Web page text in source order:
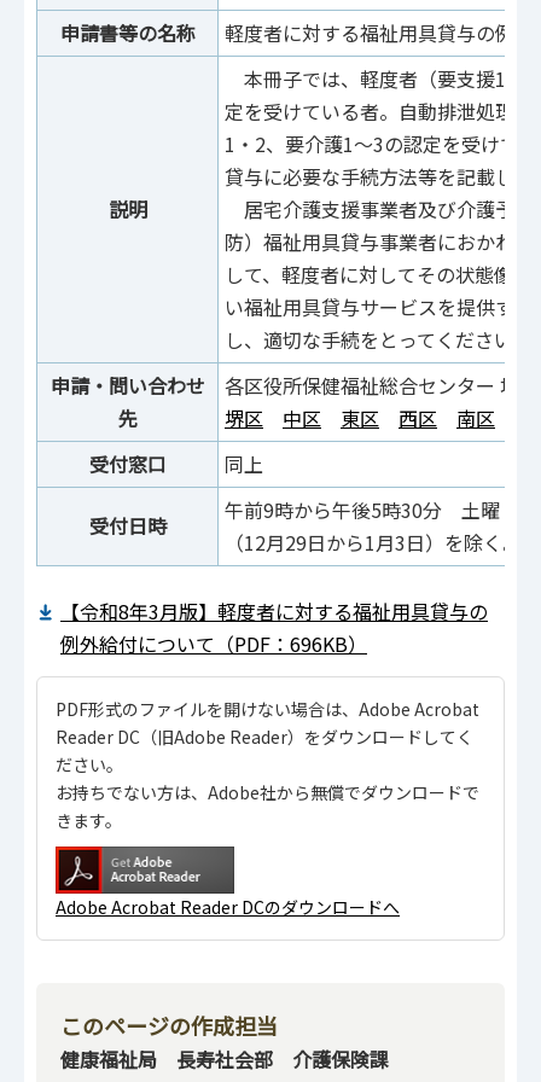
申請書等の名称
軽度者に対する福祉用具貸与の例
説明
本冊子では、軽度者（要支援1及
定を受けている者。自動排泄処理
1・2、要介護1～3の認定を受けて
貸与に必要な手続方法等を記載して
居宅介護支援事業者及び介護予
防）福祉用具貸与事業者におかれ
して、軽度者に対してその状態像
い福祉用具貸与サービスを提供す
し、適切な手続をとってください
申請・問い合わせ
先
各区役所保健福祉総合センター 地
堺区
中区 東区 西区 南区
受付窓口
同上
受付日時
午前9時から午後5時30分 土曜・
（12月29日から1月3日）を除く。
【令和8年3月版】軽度者に対する福祉用具貸与の
例外給付について（PDF：696KB）
PDF形式のファイルを開けない場合は、Adobe Acrobat
Reader DC（旧Adobe Reader）をダウンロードしてく
ださい。
お持ちでない方は、Adobe社から無償でダウンロードで
きます。
Adobe Acrobat Reader DCのダウンロードへ
このページの作成担当
健康福祉局 長寿社会部 介護保険課